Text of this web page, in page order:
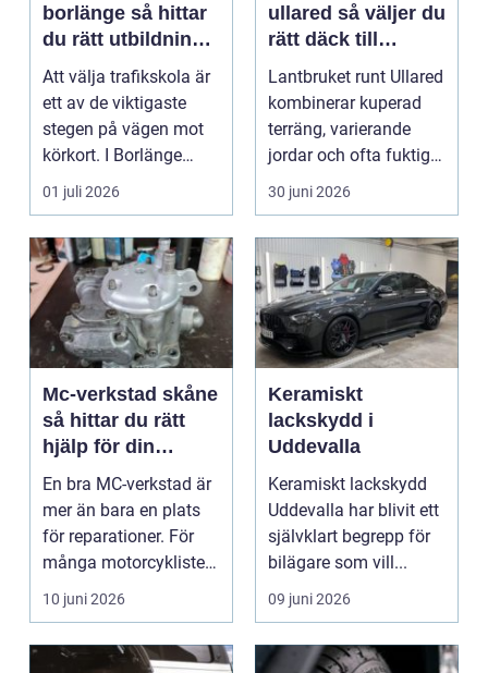
borlänge så hittar
du rätt utbildning
till körkortet
Att välja trafikskola är
ett av de viktigaste
stegen på vägen mot
körkort. I Borlänge
finns flera al...
01 juli 2026
ullared så väljer du
rätt däck till
gårdens maskiner
Lantbruket runt Ullared
kombinerar kuperad
terräng, varierande
jordar och ofta fuktigt
väder. Valet ...
30 juni 2026
Mc-verkstad skåne
så hittar du rätt
hjälp för din
motorcykel
En bra MC-verkstad är
mer än bara en plats
för reparationer. För
många motorcyklister
handlar det om...
10 juni 2026
Keramiskt
lackskydd i
Uddevalla
Keramiskt lackskydd
Uddevalla har blivit ett
självklart begrepp för
bilägare som vill...
09 juni 2026